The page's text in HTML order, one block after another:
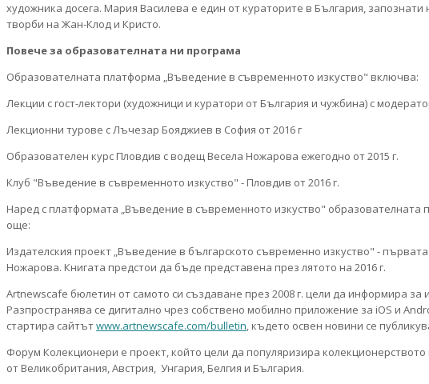
художника досега. Мария Василева е един от кураторите в България,
творби на Жан-Клод и Кристо.
Повече за образователната ни програма
Образователната платформа „Въведение в съвременното изкуство" включва:
Лекции с гост-лектори (художници и куратори от България и чужбина) с
Лекционни турове с Лъчезар Бояджиев в София от 2016 г
Образователен курс Пловдив с водещ Весела Ножарова ежегодно от 2015 г.
Клуб "Въведение в съвременното изкуство" - Пловдив от 2016 г.
Наред с платформата „Въведение в съвременното изкуство" образователната
още:
Издателския проект „Въведение в българското съвременно изкуство" -
Ножарова. Книгата предстои да бъде представена през лятото на 2016 г.
Artnewscafe бюлетин от самото си създаване през 2008 г. цели да информира
Разпространява се дигитално чрез собствено мобилно приложение за iOS и
стартира сайтътwww.artnewscafe.com/bulletin, където освен новини се
Форум Колекционери е проект, който цели да популяризира
от Великобритания, Австрия, Унгария, Белгия и България.